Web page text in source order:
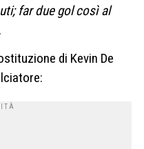
far due gol così al
di Kevin De